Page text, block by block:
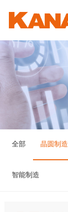
首页
关于我们
决方案
资讯中心
全部 晶圆制造
智能制造